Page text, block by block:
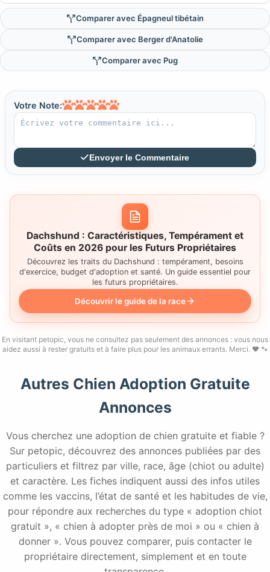
Comparer avec Épagneul tibétain
Comparer avec Berger d'Anatolie
Comparer avec Pug
Votre Note:
Envoyer le Commentaire
Dachshund : Caractéristiques, Tempérament et
Coûts en 2026 pour les Futurs Propriétaires
Découvrez les traits du Dachshund : tempérament, besoins
d'exercice, budget d'adoption et santé. Un guide essentiel pour
les futurs propriétaires.
Découvrir le guide de la race
En visitant petopic, vous ne consultez pas seulement des annonces : vous nous
aidez aussi à rester gratuits et à faire plus pour les animaux errants. Merci. ❤️ 🐾
Autres Chien Adoption Gratuite
Annonces
Vous cherchez une adoption de chien gratuite et fiable ?
Sur petopic, découvrez des annonces publiées par des
particuliers et filtrez par ville, race, âge (chiot ou adulte)
et caractère. Les fiches indiquent aussi des infos utiles
comme les vaccins, l’état de santé et les habitudes de vie,
pour répondre aux recherches du type « adoption chiot
gratuit », « chien à adopter près de moi » ou « chien à
donner ». Vous pouvez comparer, puis contacter le
propriétaire directement, simplement et en toute